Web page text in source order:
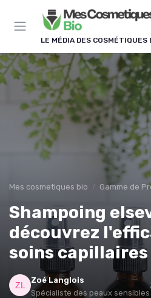
LE MÉDIA DES COSMÉTIQUES
Mes cosmetiques bio Gamme de
Shampoing
découvrez
soins capillaires
Zoé Langlois
Spécialiste des peaux sensibles
Panneau de gestion des cookies